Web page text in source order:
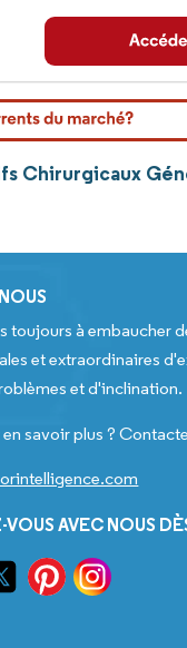
Chirurgicaux
toujours à embaucher
et extraordinaires
et d'inclination.
savoir plus ?
AVEC NOUS